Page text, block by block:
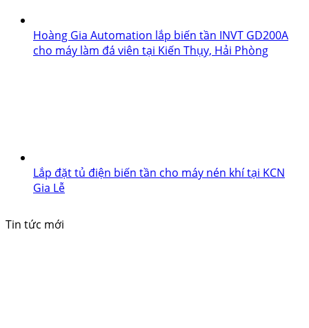
Hoàng Gia Automation lắp biến tần INVT GD200A
cho máy làm đá viên tại Kiến Thụy, Hải Phòng
Lắp đặt tủ điện biến tần cho máy nén khí tại KCN
Gia Lễ
Tin tức mới